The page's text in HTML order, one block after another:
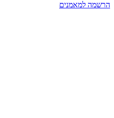
הרשמה למאמנים